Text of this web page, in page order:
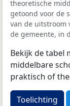
theoretische
getoond voor de
van de uitstroom
de gemeente, in
Bekijk de tabel
middelbare
praktisch of
Toelichting